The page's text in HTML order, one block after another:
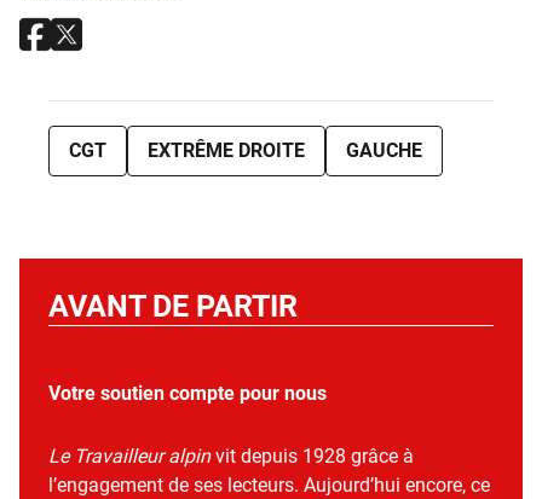
CGT EXTRÊME DROITE GAUCHE
AVANT DE PARTIR
Votre soutien compte pour nous
Le Travailleur alpinvit depuis 1928 grâce à
l’engagement de ses lecteurs. Aujourd’hui encore, ce